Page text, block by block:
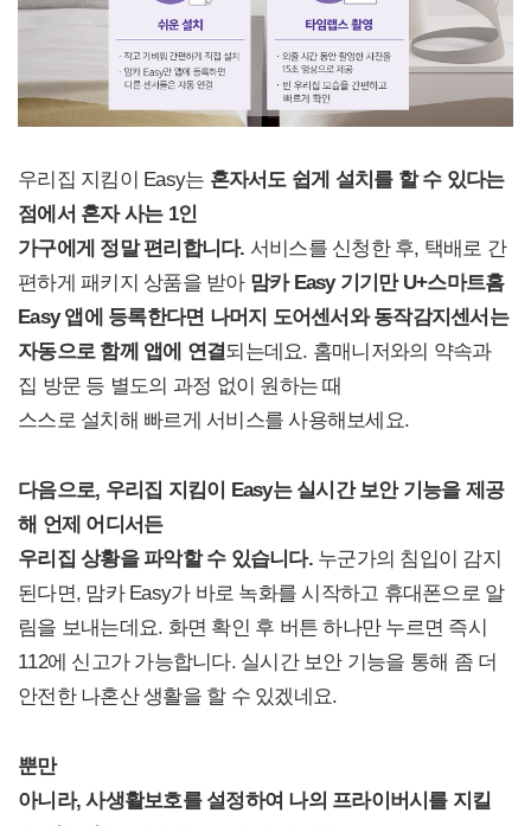
우리집 지킴이 Easy는 혼자서도 쉽게 설치를 할 수 있다는
점에서 혼자 사는 1인
가구에게 정말 편리합니다. 서비스를 신청한 후, 택배로 간
편하게 패키지 상품을 받아 맘카 Easy 기기만 U+스마트홈
Easy 앱에 등록한다면 나머지 도어센서와 동작감지센서는
자동으로 함께 앱에 연결되는데요. 홈매니저와의 약속과
집 방문 등 별도의 과정 없이 원하는 때
스스로 설치해 빠르게 서비스를 사용해보세요.
다음으로, 우리집 지킴이 Easy는 실시간 보안 기능을 제공
해 언제 어디서든
우리집 상황을 파악할 수 있습니다.누군가의 침입이 감지
된다면, 맘카 Easy가 바로 녹화를 시작하고 휴대폰으로 알
림을 보내는데요. 화면 확인 후 버튼 하나만 누르면 즉시
112에 신고가 가능합니다. 실시간 보안 기능을 통해 좀 더
안전한 나혼산 생활을 할 수 있겠네요.
뿐만
아니라, 사생활보호를 설정하여 나의 프라이버시를 지킬